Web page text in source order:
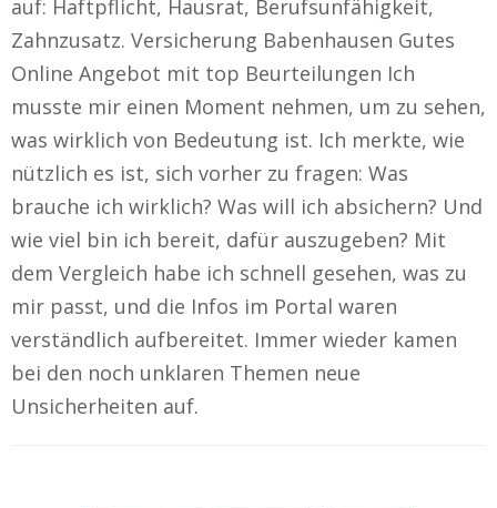
auf: Haftpflicht, Hausrat, Berufsunfähigkeit,
Zahnzusatz. Versicherung Babenhausen Gutes
Online Angebot mit top Beurteilungen Ich
musste mir einen Moment nehmen, um zu sehen,
was wirklich von Bedeutung ist. Ich merkte, wie
nützlich es ist, sich vorher zu fragen: Was
brauche ich wirklich? Was will ich absichern? Und
wie viel bin ich bereit, dafür auszugeben? Mit
dem Vergleich habe ich schnell gesehen, was zu
mir passt, und die Infos im Portal waren
verständlich aufbereitet. Immer wieder kamen
bei den noch unklaren Themen neue
Unsicherheiten auf.